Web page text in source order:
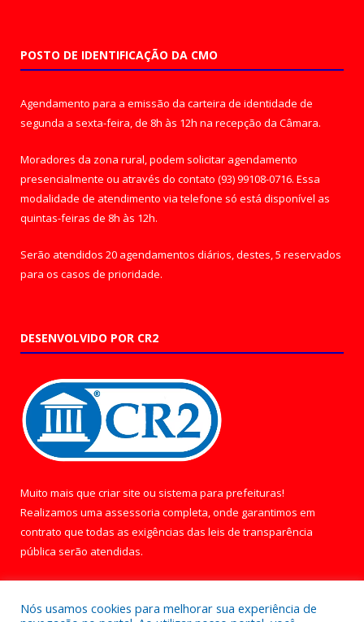
POSTO DE IDENTIFICAÇÃO DA CMO
Agendamento para a emissão da carteira de identidade de
segunda a sexta-feira, de 8h às 12h na recepção da Câmara.
Moradores da zona rural, podem solicitar agendamento
presencialmente ou através do contato (93) 99108-0716. Essa
modalidade de atendimento via telefone só está disponível as
quintas-feiras de 8h às 12h.
Serão atendidos 20 agendamentos diários, destes, 5 reservados
para os casos de prioridade.
DESENVOLVIDO POR CR2
Muito mais que criar site ou sistema para prefeituras!
Realizamos uma assessoria completa, onde garantimos em
contrato que todas as exigências das leis de transparência
pública serão atendidas.
Nós usamos cookies para melhorar sua experiência de